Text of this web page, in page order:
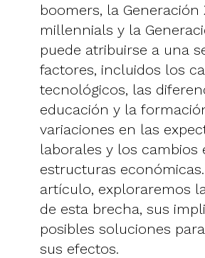
boomers, la Generación
millennials y la
puede atribuirse a una
factores, incluidos los
tecnológicos, las
educación y la
variaciones en las
laborales y los cambios
estructuras
artículo, exploraremos
de esta brecha, sus
posibles soluciones
sus efectos.